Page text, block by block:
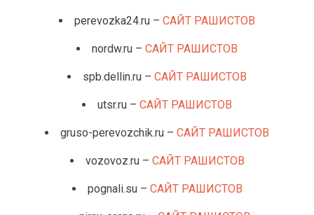
perevozka24.ru – САЙТ РАШИСТОВ
nordw.ru – САЙТ РАШИСТОВ
spb.dellin.ru – САЙТ РАШИСТОВ
utsr.ru – САЙТ РАШИСТОВ
gruso-perevozchik.ru – САЙТ РАШИСТОВ
vozovoz.ru – САЙТ РАШИСТОВ
pognali.su – САЙТ РАШИСТОВ